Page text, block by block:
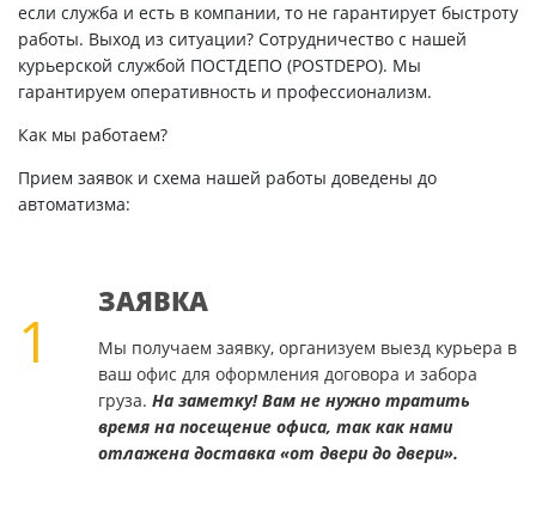
если служба и есть в компании, то не гарантирует быстроту
работы. Выход из ситуации? Сотрудничество с нашей
курьерской службой ПОСТДЕПО (POSTDEPO). Мы
гарантируем оперативность и профессионализм.
Как мы работаем?
Прием заявок и схема нашей работы доведены до
автоматизма:
1
ЗАЯВКА
Мы получаем заявку, организуем выезд курьера в
ваш офис для оформления договора и забора
груза. На заметку! Вам не нужно тратить
время на посещение офиса, так как нами
отлажена доставка «от двери до двери».